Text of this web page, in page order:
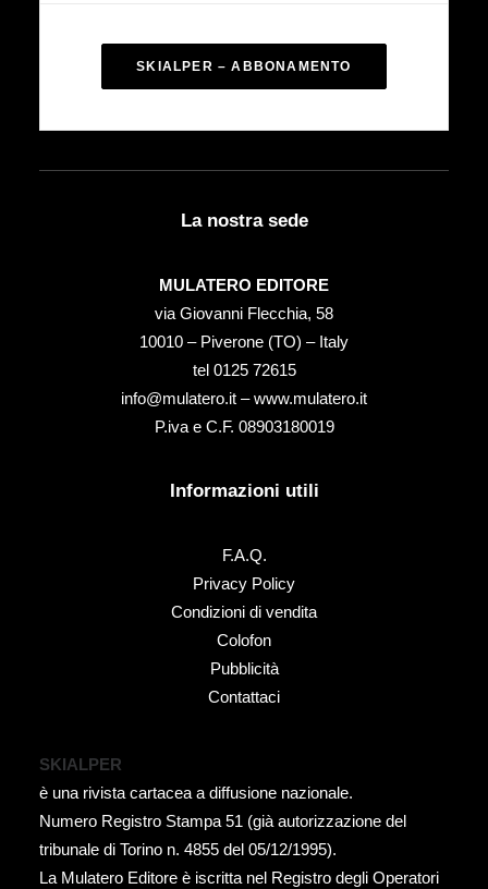
SKIALPER – ABBONAMENTO
La nostra sede
MULATERO EDITORE
via Giovanni Flecchia, 58
10010 – Piverone (TO) – Italy
tel ‭0125 72615‬
info@mulatero.it –www.mulatero.it
P.iva e C.F. 08903180019
Informazioni utili
F.A.Q.
Privacy Policy
Condizioni di vendita
Colofon
Pubblicità
Contattaci
SKIALPER
è una rivista cartacea a diffusione nazionale.
Numero Registro Stampa 51 (già autorizzazione del
tribunale di Torino n. 4855 del 05/12/1995).
La Mulatero Editore è iscritta nel Registro degli Operatori